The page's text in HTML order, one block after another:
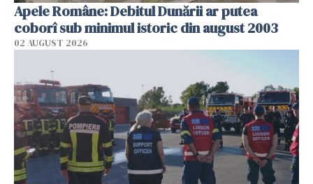
Apele Române: Debitul Dunării ar putea
coborî sub minimul istoric din august 2003
02 AUGUST 2026